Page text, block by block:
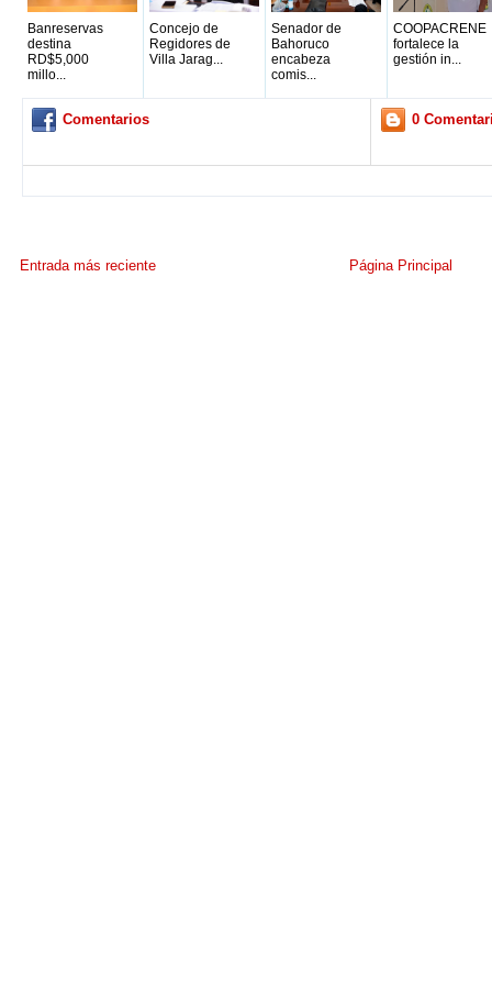
Banreservas
destina
RD$5,000
millo...
Concejo de
Regidores de
Villa Jarag...
Senador de
Bahoruco
encabeza
comis...
COOPACRENE
fortalece la
gestión in...
Comentarios 0
Entrada más reciente Página Principal